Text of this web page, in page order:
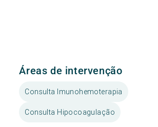
Áreas de intervenção
Consulta Imunohemoterapia
Consulta Hipocoagulação